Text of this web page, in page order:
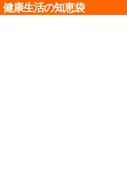
健康生活の知恵袋